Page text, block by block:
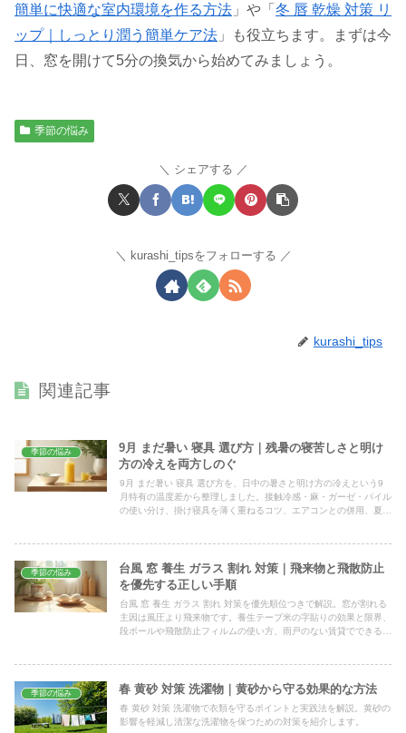
簡単に快適な室内環境を作る方法 」や「 冬 唇 乾燥 対策 リ
ップ｜しっとり潤う簡単ケア法 」も役立ちます。まずは今
日、窓を開けて5分の換気から始めてみましょう。
季節の悩み
シェアする
kurashi_tipsをフォローする
kurashi_tips
関連記事
季節の悩み
9月 まだ暑い 寝具 選び方｜残暑の寝苦しさと明け
方の冷えを両方しのぐ
9月 まだ暑い 寝具 選び方を、日中の暑さと明け方の冷えという9
月特有の温度差から整理しました。接触冷感・麻・ガーゼ・パイル
の使い分け、掛け寝具を薄く重ねるコツ、エアコンとの併用、夏物
季節の悩み
台風 窓 養生 ガラス 割れ 対策｜飛来物と飛散防止
を優先する正しい手順
台風 窓 養生 ガラス 割れ 対策を優先順位つきで解説。窓が割れる
主因は風圧より飛来物です。養生テープ米の字貼りの効果と限界、
段ボールや飛散防止フィルムの使い方、雨戸のない賃貸でできる工
季節の悩み 春 黄砂 対策 洗濯物｜黄砂から守る効果的な方法
春 黄砂 対策 洗濯物で衣類を守るポイントと実践法を解説。黄砂の
影響を軽減し清潔な洗濯物を保つための対策を紹介します。